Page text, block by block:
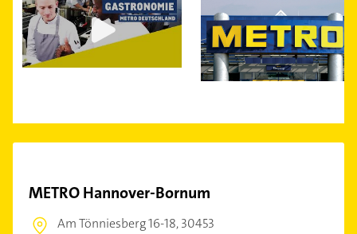
METRO Hannover-Bornum
Am Tönniesberg 16-18,30453